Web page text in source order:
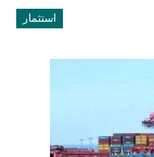
استثمار